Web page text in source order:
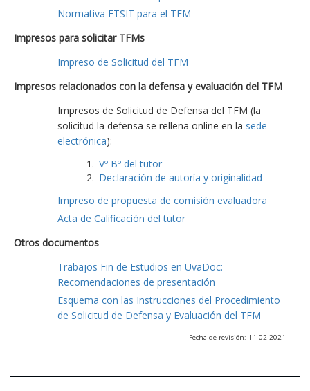
Normativa ETSIT para el TFM
Impresos para solicitar TFMs
Impreso de Solicitud del TFM
Impresos relacionados con la defensa y evaluación del TFM
Impresos de Solicitud de Defensa del TFM (la
solicitud la defensa se rellena online en la sede
electrónica):
Vº Bº del tutor
Declaración de autoría y originalidad
Impreso de propuesta de comisión evaluadora
Acta de Calificación del tutor
Otros documentos
Trabajos Fin de Estudios en UvaDoc:
Recomendaciones de presentación
Esquema con las Instrucciones del Procedimiento
de Solicitud de Defensa y Evaluación del TFM
Fecha de revisión: 11-02-2021